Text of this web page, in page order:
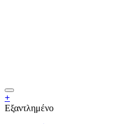
+
Εξαντλημένο